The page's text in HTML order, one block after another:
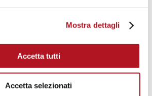
Mostra dettagli
Accetta tutti
Accetta selezionati
DOWNLOAD CATALOGO
GRUPPI ANTINCENDIO